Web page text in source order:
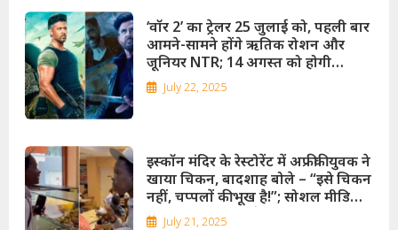
‘वॉर 2’ का ट्रेलर 25 जुलाई को, पहली बार
आमने-सामने होंगे ऋतिक रोशन और
जूनियर NTR; 14 अगस्त को होगी
रिलीज़!
July 22, 2025
इस्कॉन मंदिर के रेस्टोरेंट में अफ्रीकी युवक ने
खाया चिकन, बादशाह बोले – “इसे चिकन
नहीं, चप्पलों की भूख है!”; सोशल मीडिया
पर वायरल वीडियो से मचा हंगामा!
July 21, 2025